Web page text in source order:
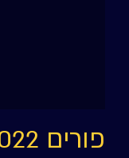
פורים 2022>>